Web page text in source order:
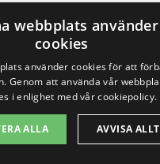
att renovera
ge bättre priser och
För att få en mer
av kostnaderna för
i Barnarp,
webbplats använder
cookies
använder cookies för att
Genom att använda vår
i enlighet med vår cookiepolicy.
ALLA AVVISA ALLT